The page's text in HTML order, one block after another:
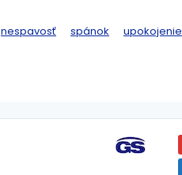
nespavosť spánok upokojenie